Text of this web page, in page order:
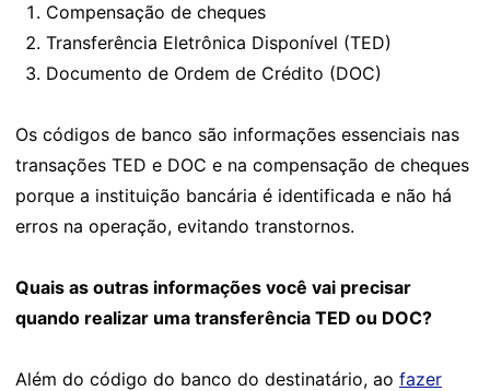
Compensação de cheques
Transferência Eletrônica Disponível (TED)
Documento de Ordem de Crédito (DOC)
Os códigos de banco são informações essenciais nas
transações TED e DOC e na compensação de cheques
porque a instituição bancária é identificada e não há
erros na operação, evitando transtornos.
Quais as outras informações você vai precisar
quando realizar uma transferência TED ou DOC?
Além do código do banco do destinatário, ao fazer